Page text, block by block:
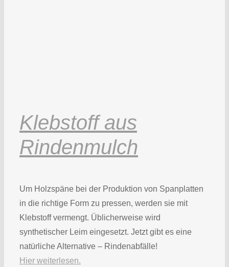
Klebstoff aus
Rindenmulch
Um Holzspäne bei der Produktion von Spanplatten
in die richtige Form zu pressen, werden sie mit
Klebstoff vermengt. Üblicherweise wird
synthetischer Leim eingesetzt. Jetzt gibt es eine
natürliche Alternative – Rindenabfälle!
Hier weiterlesen.